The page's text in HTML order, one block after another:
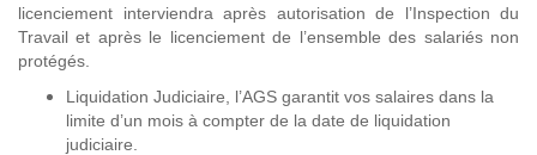
licenciement interviendra après autorisation de l’Inspection du
Travail et après le licenciement de l’ensemble des salariés non
protégés.
Liquidation Judiciaire, l’AGS garantit vos salaires dans la
limite d’un mois à compter de la date de liquidation
judiciaire.